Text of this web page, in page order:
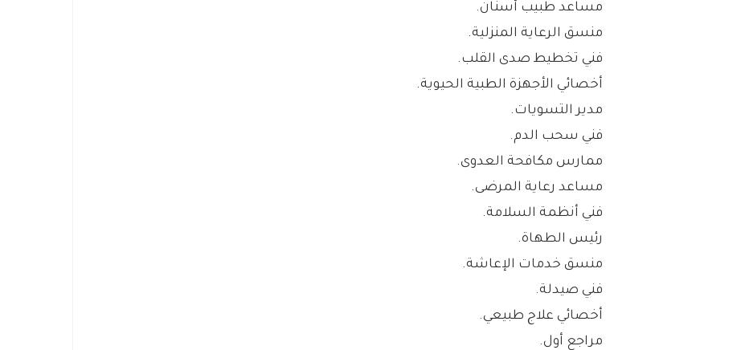
مساعد طبيب أسنان.
منسق الرعاية المنزلية.
فني تخطيط صدى القلب.
أخصائي الأجهزة الطبية الحيوية.
مدير التسويات.
فني سحب الدم.
ممارس مكافحة العدوى.
مساعد رعاية المرضى.
فني أنظمة السلامة.
رئيس الطهاة.
منسق خدمات الإعاشة.
فني صيدلة.
أخصائي علاج طبيعي.
مراجع أول.